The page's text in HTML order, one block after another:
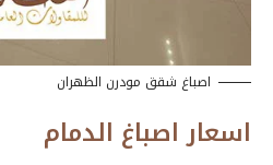
اصباغ شقق مودرن الظهران
اسعار اصباغ الدمام